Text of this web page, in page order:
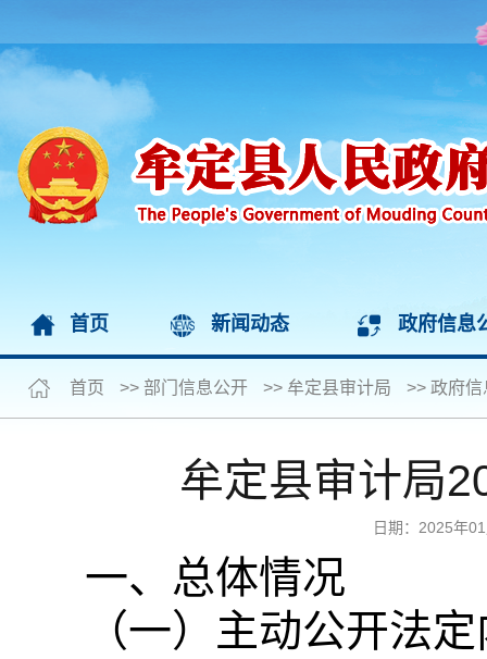
首页 新闻动态 政府信息
首页 >> 部门信息公开 >> 牟定县审计局 >> 政府信
牟定县审计局
日期：2025年
一、总体情况
（一）主动公开法